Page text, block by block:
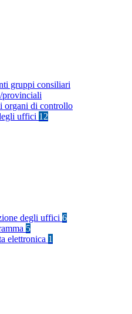
gruppi consiliari
provinciali
organi di controllo
uffici 12
degli uffici 6
5
elettronica 1